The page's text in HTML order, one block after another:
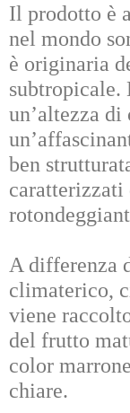
Il prodotto è
nel mondo
è originaria
subtropicale.
un’altezza
ben
caratterizzati
A differenza
climaterico,
viene
del frutto
color
chiare.